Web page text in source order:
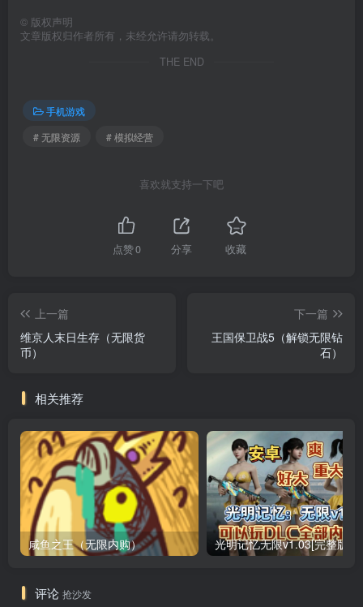
© 版权声明
文章版权归作者所有，未经允许请勿转载。
THE END
手机游戏
# 无限资源
# 模拟经营
喜欢就支持一下吧
点赞0 分享 收藏
上一篇
维京人末日生存（无限货
币）
下一篇
王国保卫战5（解锁无限钻
石）
相关推荐
咸鱼之王（无限内购）
评论 抢沙发